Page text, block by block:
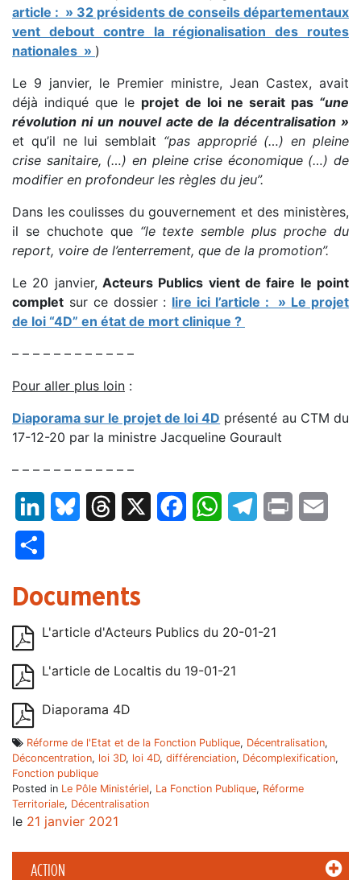
ACTION
article : » 32 présidents de conseils départementaux
vent debout contre la régionalisation des routes
nationales » )
Le 9 janvier, le Premier ministre, Jean Castex, avait
déjà indiqué que le projet de loi ne serait pas “une
révolution ni un nouvel acte de la décentralisation »
et qu’il ne lui semblait “pas approprié (…) en pleine
crise sanitaire, (…) en pleine crise économique (…) de
modifier en profondeur les règles du jeu”.
Dans les coulisses du gouvernement et des ministères,
il se chuchote que “le texte semble plus proche du
report, voire de l’enterrement, que de la promotion”.
Le 20 janvier, Acteurs Publics vient de faire le point
complet sur ce dossier : lire ici l’article : » Le projet
de loi “4D” en état de mort clinique ?
– – – – – – – – – – – –
Pour aller plus loin :
Diaporama sur le projet de loi 4D présenté au CTM du
17-12-20 par la ministre Jacqueline Gourault
– – – – – – – – – – – –
LinkedInBluesky Threads FacebookWhatsAppTelegram
Print
Documents
L'article d'Acteurs Publics du 20-01-21
L'article de Localtis du 19-01-21
Diaporama 4D
Réforme de l'Etat et de la Fonction Publique, Décentralisation,
Déconcentration, loi 3D, loi 4D, différenciation, Décomplexification,
Fonction publique
Posted in Le Pôle Ministériel, La Fonction Publique, Réforme
Territoriale, Décentralisation
le 21 janvier 2021